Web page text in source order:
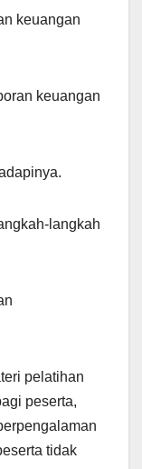
keuangan
keuangan
langkah
pelatihan
peserta,
tidak